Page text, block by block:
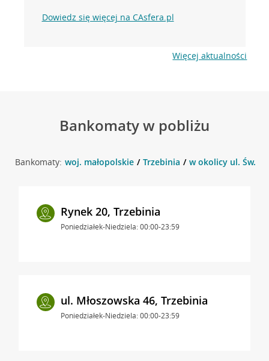
Dowiedz się więcej na CAsfera.pl
Więcej aktualności
Bankomaty w pobliżu
Bankomaty: woj. małopolskie Trzebinia w okolicy ul. Św.
Rynek 20, Trzebinia
Poniedziałek-Niedziela: 00:00-23:59
ul. Młoszowska 46, Trzebinia
Poniedziałek-Niedziela: 00:00-23:59